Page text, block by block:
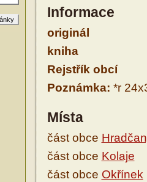
Informace
originál
kniha
Rejstřík obcí
Poznámka: *r
Místa
část obce
část obce Kolaje
část obce Okřínek